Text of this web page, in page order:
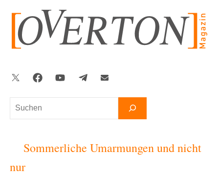
springen
Suchen
Twitter FacebookYouTubeTelegram
Sommerliche Umarmungen und nicht
nur